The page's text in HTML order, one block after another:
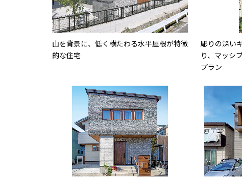
山を背景に、低く横たわる水平屋根が特徴
的な住宅
彫りの深い
り、マッシ
プラン